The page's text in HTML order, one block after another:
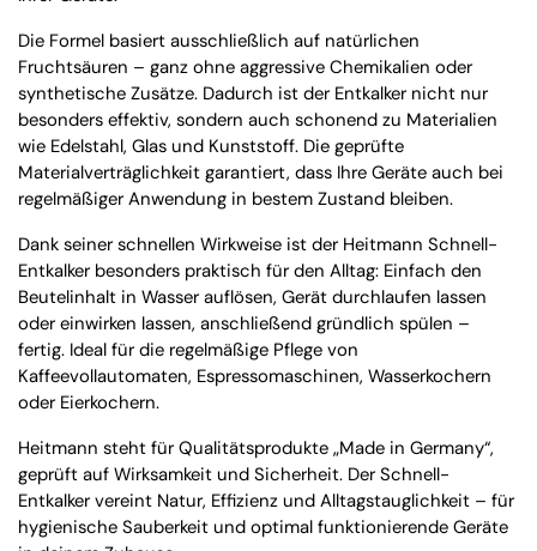
Die Formel basiert ausschließlich auf natürlichen
Fruchtsäuren – ganz ohne aggressive Chemikalien oder
synthetische Zusätze. Dadurch ist der Entkalker nicht nur
besonders effektiv, sondern auch schonend zu Materialien
wie Edelstahl, Glas und Kunststoff. Die geprüfte
Materialverträglichkeit garantiert, dass Ihre Geräte auch bei
regelmäßiger Anwendung in bestem Zustand bleiben.
Dank seiner schnellen Wirkweise ist der Heitmann Schnell-
Entkalker besonders praktisch für den Alltag: Einfach den
Beutelinhalt in Wasser auflösen, Gerät durchlaufen lassen
oder einwirken lassen, anschließend gründlich spülen –
fertig. Ideal für die regelmäßige Pflege von
Kaffeevollautomaten, Espressomaschinen, Wasserkochern
oder Eierkochern.
Heitmann steht für Qualitätsprodukte „Made in Germany“,
geprüft auf Wirksamkeit und Sicherheit. Der Schnell-
Entkalker vereint Natur, Effizienz und Alltagstauglichkeit – für
hygienische Sauberkeit und optimal funktionierende Geräte